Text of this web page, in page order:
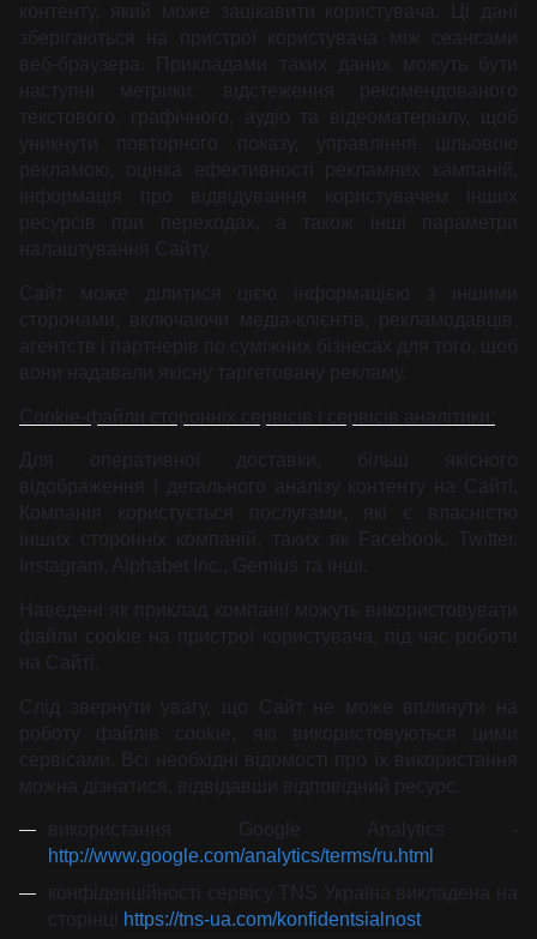
контенту, який може зацікавити користувача. Ці дані
зберігаються на пристрої користувача між сеансами
веб-браузера. Прикладами таких даних можуть бути
наступні метрики: відстеження рекомендованого
текстового, графічного, аудіо та відеоматеріалу, щоб
уникнути повторного показу, управління цільовою
рекламою, оцінка ефективності рекламних кампаній,
інформація про відвідування користувачем інших
ресурсів при переходах, а також інші параметри
налаштування Сайту.
Сайт може ділитися цією інформацією з іншими
сторонами, включаючи медіа-клієнтів, рекламодавців,
агентств і партнерів по суміжних бізнесах для того, щоб
вони надавали якісну таргетовану рекламу.
Cookie-файли сторонніх сервісів і сервісів аналітики:
Для оперативної доставки, більш якісного
відображення і детального аналізу контенту на Сайті,
Компанія користується послугами, які є власністю
інших сторонніх компаній, таких як Facebook, Twitter,
Instagram, Alphabet Inc., Gemius та інші.
Наведені як приклад компанії можуть використовувати
файли cookie на пристрої користувача, під час роботи
на Сайті.
Слід звернути увагу, що Сайт не може вплинути на
роботу файлів cookie, які використовуються цими
сервісами. Всі необхідні відомості про їх використання
можна дізнатися, відвідавши відповідний ресурс.
використання Google Analytics -
http://www.google.com/analytics/terms/ru.html
конфіденційності сервісу TNS Україна викладена на
сторінці
https://tns-ua.com/konfidentsialnost